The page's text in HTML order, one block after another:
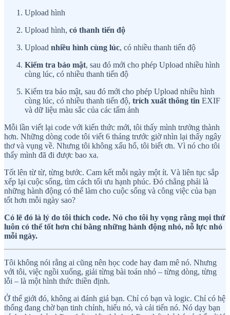
Upload hình
Upload hình, có thanh tiến độ
Upload nhiều hình cùng lúc, có nhiều thanh tiến độ
Kiểm tra bảo mật, sau đó mới cho phép Upload nhiều hình
cùng lúc, có nhiều thanh tiến độ
Kiểm tra bảo mật, sau đó mới cho phép Upload nhiều hình
cùng lúc, có nhiều thanh tiến độ, trích xuất thông tin EXIF
và dữ liệu màu sắc của các tấm ảnh
Mỗi lần viết lại code với kiến thức mới, tôi thấy mình trưởng thành
hơn. Những dòng code tôi viết 6 tháng trước giờ nhìn lại thấy ngây
thơ và vụng về. Nhưng tôi không xấu hổ, tôi biết ơn. Vì nó cho tôi
thấy mình đã đi được bao xa.
Tốt lên từ từ, từng bước. Cam kết mỗi ngày một ít. Và liên tục sắp
xếp lại cuộc sống, tìm cách tối ưu hạnh phúc. Đó chẳng phải là
những hành động có thể làm cho cuộc sống và công việc của bạn
tốt hơn mỗi ngày sao?
Có lẽ đó là lý do tôi thích code. Nó cho tôi hy vọng rằng mọi thứ
luôn có thể tốt hơn chỉ bằng những hành động nhỏ, nỗ lực nhỏ
mỗi ngày.
Tôi không nói rằng ai cũng nên học code hay đam mê nó. Nhưng
với tôi, việc ngồi xuống, giải từng bài toán nhỏ – từng dòng, từng
lỗi – là một hình thức thiền định.
Ở thế giới đó, không ai đánh giá bạn. Chỉ có bạn và logic. Chỉ có hệ
thống đang chờ bạn tinh chỉnh, hiểu nó, và cải tiến nó. Nó dạy bạn